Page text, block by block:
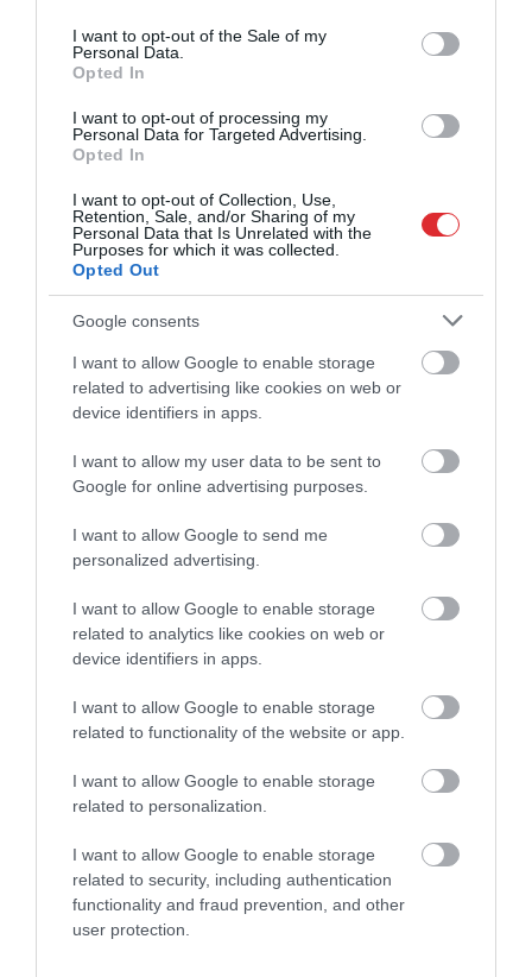
consent section.
I want to opt-out of the Sale of my
Personal Data.
Opted In
I want to opt-out of processing my
Personal Data for Targeted Advertising.
Opted In
I want to opt-out of Collection, Use,
Retention, Sale, and/or Sharing of my
Personal Data that Is Unrelated with the
Purposes for which it was collected.
Opted Out
Google consents
I want to allow Google to enable storage
related to advertising like cookies on web or
device identifiers in apps.
I want to allow my user data to be sent to
Google for online advertising purposes.
I want to allow Google to send me
personalized advertising.
I want to allow Google to enable storage
related to analytics like cookies on web or
device identifiers in apps.
I want to allow Google to enable storage
related to functionality of the website or app.
I want to allow Google to enable storage
related to personalization.
I want to allow Google to enable storage
related to security, including authentication
functionality and fraud prevention, and other
user protection.
“Riga” izsaiņo ungāru dāvanu
spēles sākumā, taču neizmanto
iespējas nostiprināt pārsvaru
pirms atbildes spēles UEFA
Konferences līgā